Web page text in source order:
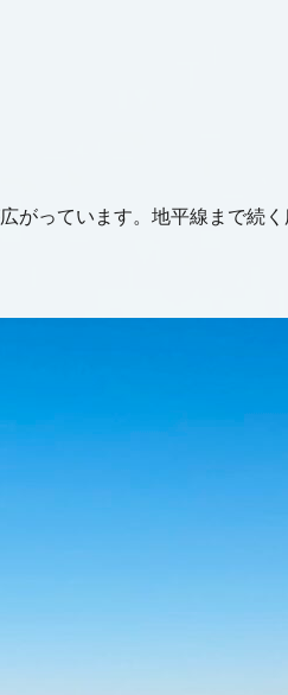
がっています。地平線まで続